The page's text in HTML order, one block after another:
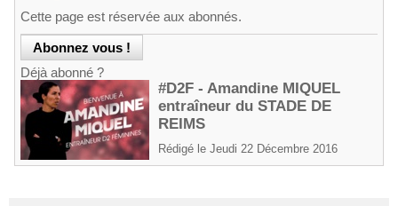
Cette page est réservée aux abonnés.
Déjà abonné ?
#D2F - Amandine MIQUEL
entraîneur du STADE DE
REIMS
Rédigé le Jeudi 22 Décembre 2016